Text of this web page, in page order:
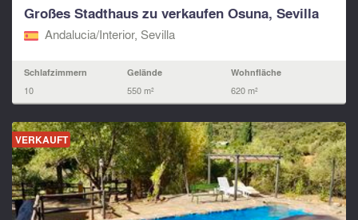
Großes Stadthaus zu verkaufen Osuna, Sevilla
Andalucia/Interior, Sevilla
Schlafzimmern
10
Gelände
550 m²
Wohnfläche
620 m²
VERKAUFT